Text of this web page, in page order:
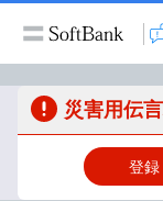
災害用伝
登録